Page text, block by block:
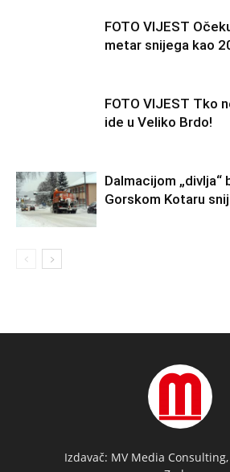
FOTO VIJEST
metar snijega kao
FOTO VIJEST Tko
ide u Veliko Brdo!
Dalmacijom „divlja“
Gorskom Kotaru
Izdavač: MV Media Consulting,